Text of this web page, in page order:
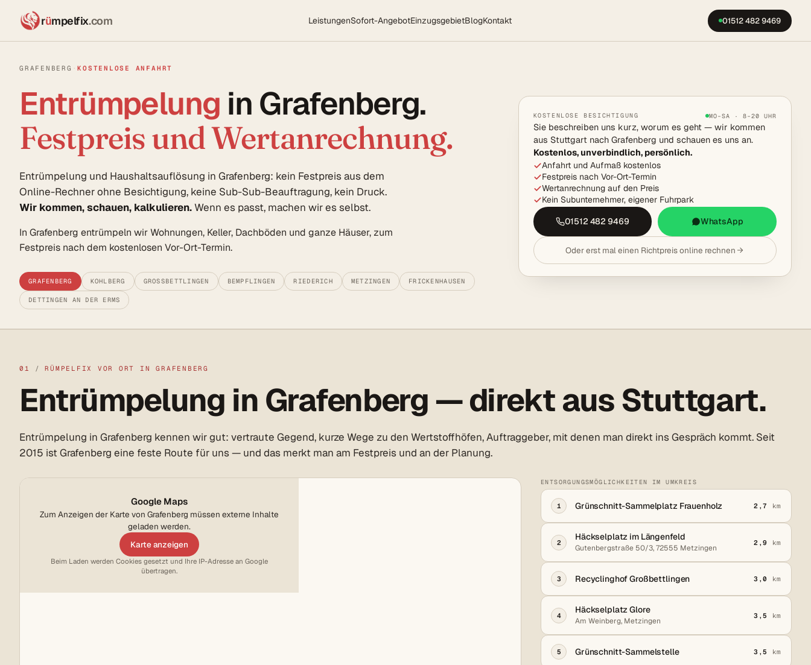
rümpelfix.com LeistungenSofort-AngebotEinzugsgebietBlogKontakt 01512 482 9469
GRAFENBERG ·KOSTENLOSE ANFAHRT
Entrümpelung in Grafenberg.
Festpreis und Wertanrechnung.
Entrümpelung und Haushaltsauflösung in Grafenberg: kein Festpreis aus dem
Online-Rechner ohne Besichtigung, keine Sub-Sub-Beauftragung, kein Druck.
Wir kommen, schauen, kalkulieren.Wenn es passt, machen wir es selbst.
In Grafenberg entrümpeln wir Wohnungen, Keller, Dachböden und ganze Häuser, zum
Festpreis nach dem kostenlosen Vor-Ort-Termin.
GRAFENBERG KOHLBERG GROSSBETTLINGEN BEMPFLINGEN RIEDERICH METZINGEN FRICKENHAUSEN
DETTINGEN AN DER ERMS
KOSTENLOSE BESICHTIGUNG MO–SA · 8–20 UHR
Sie beschreiben uns kurz, worum es geht — wir kommen
aus Stuttgart nach Grafenberg und schauen es uns an.
Kostenlos, unverbindlich, persönlich.
Anfahrt und Aufmaß kostenlos
Festpreis nach Vor-Ort-Termin
Wertanrechnung auf den Preis
Kein Subunternehmer, eigener Fuhrpark
01512 482 9469
WhatsApp
Oder erst mal einen Richtpreis online rechnen
01 / RÜMPELFIX VOR ORT IN GRAFENBERG
Entrümpelung in Grafenberg — direkt aus Stuttgart.
Entrümpelung in Grafenberg kennen wir gut: vertraute Gegend, kurze Wege zu den Wertstoffhöfen, Auftraggeber, mit denen man direkt ins Gespräch kommt. Seit
2015 ist Grafenberg eine feste Route für uns — und das merkt man am Festpreis und an der Planung.
Google Maps
Zum Anzeigen der Karte von Grafenberg müssen externe Inhalte
geladen werden.
Karte anzeigen
Beim Laden werden Cookies gesetzt und Ihre IP-Adresse an Google
übertragen.
ENTSORGUNGSMÖGLICHKEITEN IM UMKREIS
1 Grünschnitt-Sammelplatz Frauenholz 2,7 km
2
Häckselplatz im Längenfeld
Gutenbergstraße 50/3, 72555 Metzingen
2,9 km
3 Recyclinghof Großbettlingen 3,0 km
4
Häckselplatz Glore
Am Weinberg, Metzingen
3,5 km
5 Grünschnitt-Sammelstelle 3,5 km